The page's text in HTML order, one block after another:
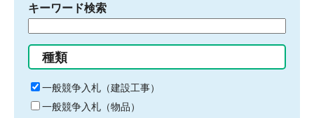
キーワード検索
る
キ
ー
ワ
種類
一般競争入札（建設工事）
一般競争入札（物品）